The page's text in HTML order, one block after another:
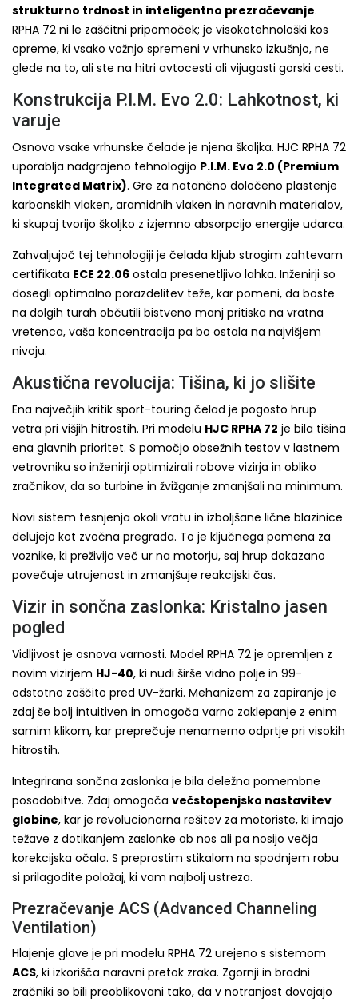
strukturno trdnost in inteligentno prezračevanje.
RPHA 72 ni le zaščitni pripomoček; je visokotehnološki kos
opreme, ki vsako vožnjo spremeni v vrhunsko izkušnjo, ne
glede na to, ali ste na hitri avtocesti ali vijugasti gorski cesti.
Konstrukcija P.I.M. Evo 2.0: Lahkotnost, ki
varuje
Osnova vsake vrhunske čelade je njena školjka. HJC RPHA 72
uporablja nadgrajeno tehnologijo P.I.M. Evo 2.0 (Premium
Integrated Matrix). Gre za natančno določeno plastenje
karbonskih vlaken, aramidnih vlaken in naravnih materialov,
ki skupaj tvorijo školjko z izjemno absorpcijo energije udarca.
Zahvaljujoč tej tehnologiji je čelada kljub strogim zahtevam
certifikata ECE 22.06 ostala presenetljivo lahka. Inženirji so
dosegli optimalno porazdelitev teže, kar pomeni, da boste
na dolgih turah občutili bistveno manj pritiska na vratna
vretenca, vaša koncentracija pa bo ostala na najvišjem
nivoju.
Akustična revolucija: Tišina, ki jo slišite
Ena največjih kritik sport-touring čelad je pogosto hrup
vetra pri višjih hitrostih. Pri modelu HJC RPHA 72 je bila tišina
ena glavnih prioritet. S pomočjo obsežnih testov v lastnem
vetrovniku so inženirji optimizirali robove vizirja in obliko
zračnikov, da so turbine in žvižganje zmanjšali na minimum.
Novi sistem tesnjenja okoli vratu in izboljšane lične blazinice
delujejo kot zvočna pregrada. To je ključnega pomena za
voznike, ki preživijo več ur na motorju, saj hrup dokazano
povečuje utrujenost in zmanjšuje reakcijski čas.
Vizir in sončna zaslonka: Kristalno jasen
pogled
Vidljivost je osnova varnosti. Model RPHA 72 je opremljen z
novim vizirjem HJ-40, ki nudi širše vidno polje in 99-
odstotno zaščito pred UV-žarki. Mehanizem za zapiranje je
zdaj še bolj intuitiven in omogoča varno zaklepanje z enim
samim klikom, kar preprečuje nenamerno odprtje pri visokih
hitrostih.
Integrirana sončna zaslonka je bila deležna pomembne
posodobitve. Zdaj omogoča večstopenjsko nastavitev
globine, kar je revolucionarna rešitev za motoriste, ki imajo
težave z dotikanjem zaslonke ob nos ali pa nosijo večja
korekcijska očala. S preprostim stikalom na spodnjem robu
si prilagodite položaj, ki vam najbolj ustreza.
Prezračevanje ACS (Advanced Channeling
Ventilation)
Hlajenje glave je pri modelu RPHA 72 urejeno s sistemom
ACS, ki izkorišča naravni pretok zraka. Zgornji in bradni
zračniki so bili preoblikovani tako, da v notranjost dovajajo